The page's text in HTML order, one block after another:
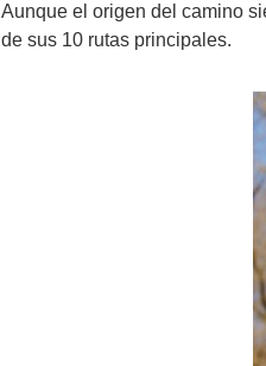
Aunque el origen del camino
de sus 10 rutas principales.